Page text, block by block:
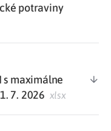
potraviny
s maximálne
7. 2026 xlsx